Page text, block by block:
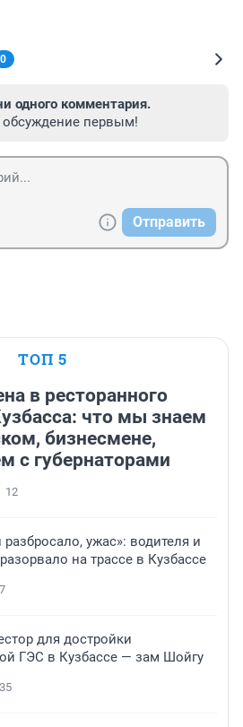
0
одного комментария.
обсуждение первым!
Отправить
ТОП 5
в ресторанного
что мы знаем
бизнесмене,
с губернаторами
12
разбросало, ужас»: водителя и
на трассе в Кузбассе
7
для достройки
ГЭС в Кузбассе — зам Шойгу
35